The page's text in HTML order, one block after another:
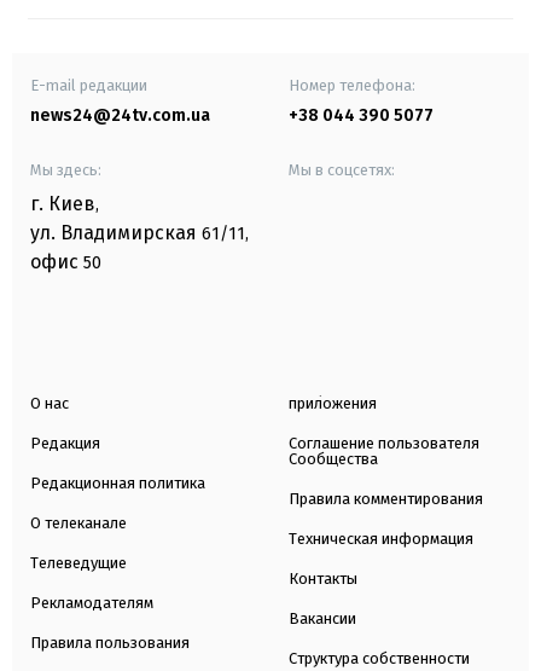
E-mail редакции
news24@24tv.com.ua
Номер телефона:
+38 044 390 5077
Мы здесь:
г. Киев,
ул. Владимирская 61/11,
офис 50
Мы в соцсетях:
О нас
Редакция
Редакционная политика
О телеканале
Телеведущие
Рекламодателям
Правила пользования
приложения
Соглашение пользователя
Сообщества
Правила комментирования
Техническая информация
Контакты
Вакансии
Структура собственности